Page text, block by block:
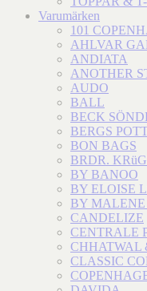
Varumärken
101
AHLVAR
ANDIATA
ANOTHER
AUDO
BALL
BECK
BERGS
BON BAGS
BRDR.
BY BANOO
BY ELOISE
BY MALENE
CANDELIZE
CENTRALE
CHHATWAL
CLASSIC